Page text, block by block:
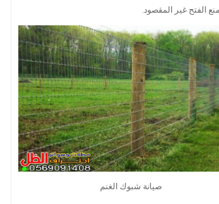
الفتح غير المقصود.
صيانة شبوك الغنم